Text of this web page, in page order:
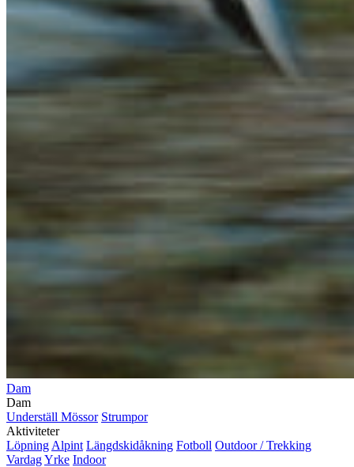
Dam
Dam
Underställ Mössor Strumpor
Aktiviteter
Löpning Alpint Längdskidåkning Fotboll Outdoor / Trekking
VardagYrke Indoor